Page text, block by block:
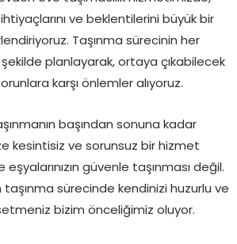
ve beklentilerini büyük bir
Taşınma sürecinin her
şekilde planlayarak, ortaya çıkabilecek
karşı önlemler alıyoruz.
başından sonuna kadar
kesintisiz ve sorunsuz bir hizmet
güvenle taşınması değil.
taşınma sürecinde kendinizi huzurlu ve
bizim önceliğimiz oluyor.